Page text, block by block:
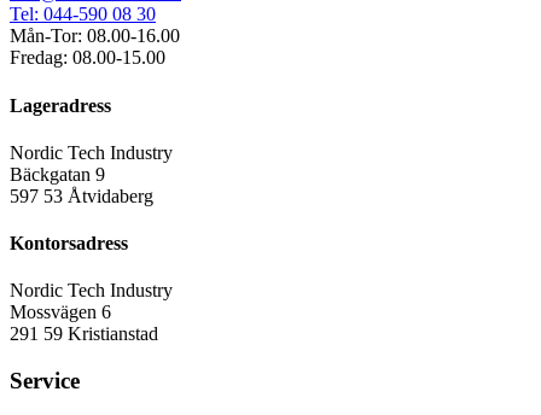
Tel: 044-590 08 30
Mån-Tor: 08.00-16.00
Fredag: 08.00-15.00
Lageradress
Nordic Tech Industry
Bäckgatan 9
597 53 Åtvidaberg
Kontorsadress
Nordic Tech Industry
Mossvägen 6
291 59 Kristianstad
Service